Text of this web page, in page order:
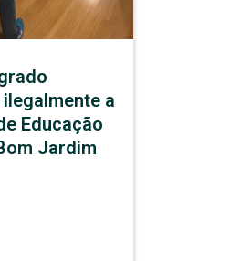
a
Educação
Jardim